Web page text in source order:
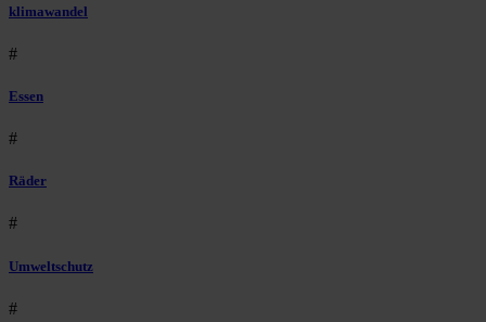
klimawandel
#
Essen
#
Räder
#
Umweltschutz
#